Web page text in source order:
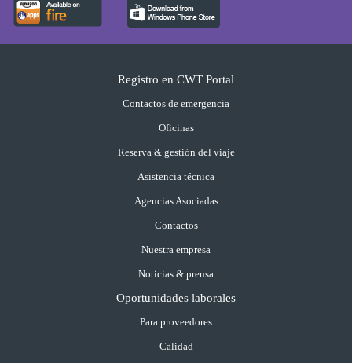
Registro en CWT Portal
Contactos de emergencia
Oficinas
Reserva & gestión del viaje
Asistencia técnica
Agencias Asociadas
Contactos
Nuestra empresa
Noticias & prensa
Oportunidades laborales
Para proveedores
Calidad